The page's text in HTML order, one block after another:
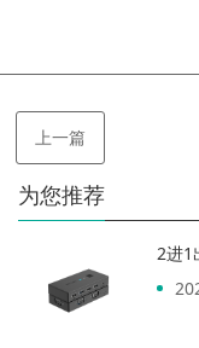
上一篇
为您推荐
2进1